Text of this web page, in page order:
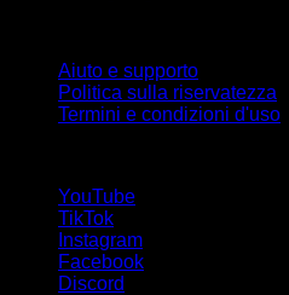
Aiuto e supporto
Politica sulla riservatezza
Termini e condizioni d'uso
YouTube
TikTok
Instagram
Facebook
Discord